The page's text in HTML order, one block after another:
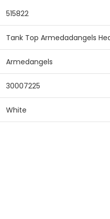
515822
Tank Top Armedadangels
Armedangels
30007225
White